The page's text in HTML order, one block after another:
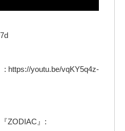
: https://youtu.be/vqKY5q4z-
ZODIAC』: